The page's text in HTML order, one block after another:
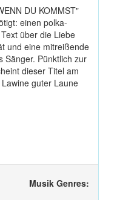
DU KOMMST"
einen polka-
über die Liebe
und eine mitreißende
Sänger. Pünktlich zur
dieser Titel am
guter Laune
Musik Genres: